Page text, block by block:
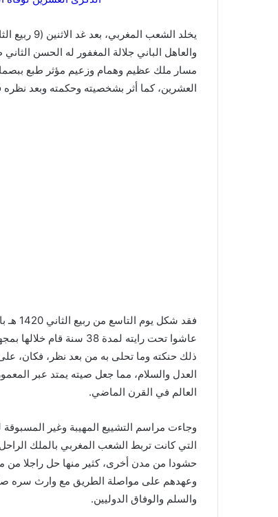
يخلد
والعاهل الباني جلالة المغفور له الحسن
مسار ملك عظيم وهمام وزعيم مؤثر طبع
العشرين، كما أثر بشخصيته وحكمته وبعد
فقد
عاشوا تحت رايته لمدة
ذلك حنكته وما تحلى به من بعد نظر، فكان،
العدل والسلام، مما جعل صيته يمتد عبر
العالم في القرن الماضي.
وجاءت مراسم التشييع المهيبة وغير المسبوقة
التي كانت تربط الشعب المغربي بالملك
حشودا من مدن أخرى، كثير منها حل راجلا من
وعهدهم على مواصلة الطريق مع وارث سره
والسلم والوفاق الدوليين.